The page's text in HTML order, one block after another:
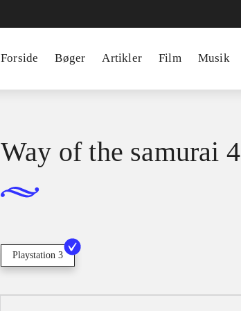
Forside Bøger Artikler Film Musik
Way of the samurai 4
Playstation 3